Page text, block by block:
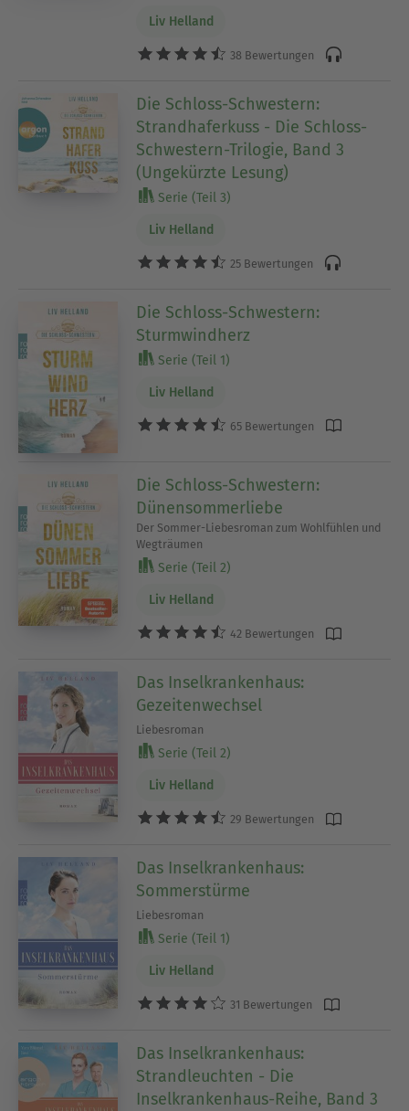
Liv Helland
38 Bewertungen
Die Schloss-Schwestern:
Strandhaferkuss - Die Schloss-
Schwestern-Trilogie, Band 3
(Ungekürzte Lesung)
Serie (Teil 3)
Liv Helland
25 Bewertungen
Die Schloss-Schwestern:
Sturmwindherz
Serie (Teil 1)
Liv Helland
65 Bewertungen
Die Schloss-Schwestern:
Dünensommerliebe
Der Sommer-Liebesroman zum Wohlfühlen und
Wegträumen
Serie (Teil 2)
Liv Helland
42 Bewertungen
Das Inselkrankenhaus:
Gezeitenwechsel
Liebesroman
Serie (Teil 2)
Liv Helland
29 Bewertungen
Das Inselkrankenhaus:
Sommerstürme
Liebesroman
Serie (Teil 1)
Liv Helland
31 Bewertungen
Das Inselkrankenhaus:
Strandleuchten - Die
Inselkrankenhaus-Reihe, Band 3